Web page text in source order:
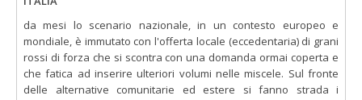
da mesi lo scenario nazionale, in un contesto europeo e
mondiale, è immutato con l'offerta locale (eccedentaria) di grani
rossi di forza che si scontra con una domanda ormai coperta e
che fatica ad inserire ulteriori volumi nelle miscele. Sul fronte
delle alternative comunitarie ed estere si fanno strada i